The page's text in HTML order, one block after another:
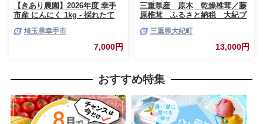
【きあり農園】2026年度 幸手
市産 にんにく 1kg - 採れたて
野菜 ベジタブル 美味しい おい
しい 根菜 スタミナ 大蒜 生にん
にく 国産 おすすめ 送料無料 埼
埼玉県幸手市
7,000円
三重県産 原木 乾燥椎茸／藤
原椎茸 ふるさと納税 大紀ブ
ノコ きのこ 三重県 大紀町
三重県大紀町
13,000円
おすすめ特集